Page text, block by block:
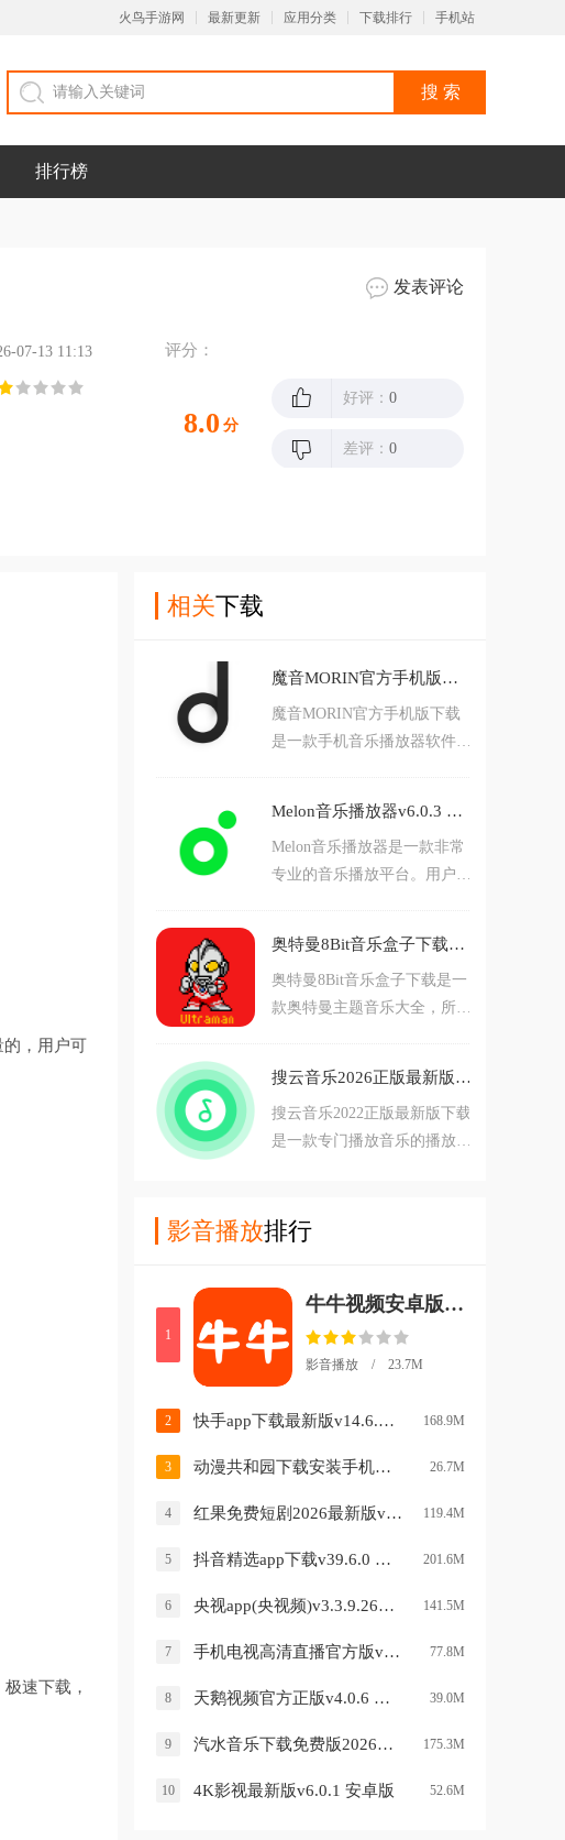
火鸟手游网 最新更新 应用分类 下载排行 手机站
排行榜
发表评论
07-13 11:13
评分：
8.0 分
好评： 0
差评： 0
的，用户可
速下载，
相关下载
魔音MORIN官方手机版下载v2.1.9 安卓版
魔音MORIN官方手机版下载
是一款手机音乐播放器软件，
时随地播放自己喜欢的音乐，
平台实时更新最新音乐资源，
音质完美播放顺畅，非常好用
Melon音乐播放器v6.0.3 安卓版
Melon音乐播放器是一款非常
专业的音乐播放平台。用户可
用户的需求，这里还有最新最
全的韩流音乐资讯，让用户随
时获取，非常的实用。
奥特曼8Bit音乐盒子下载v1.0 安卓版
奥特曼8Bit音乐盒子下载是一
款奥特曼主题音乐大全，所有
方便，音质完美播放顺畅，其
中为用户提供了超多的语音模
板都可以自由使用，非常有
搜云音乐2026正版最新版下载v2.85 安卓版
搜云音乐2022正版最新版下载
是一款专门播放音乐的播放器
音乐资源，用户可以通过本软
简单。
影音播放排行
1
牛牛视频安卓版去广告v1.4.6 最新版
影音播放 / 23.7M
2 快手app下载最新版v14.6.20.49153 官方安卓版 168.9M
3 动漫共和园下载安装手机版中文(动漫共和国)v1.1.0 最新版 26.7M
4 红果免费短剧2026最新版v7.2.9.32 安卓版 119.4M
5 抖音精选app下载v39.6.0 安卓版 201.6M
6 央视app(央视频)v3.3.9.26709 官方版 141.5M
7 手机电视高清直播官方版v8.0.35.4 安卓版 77.8M
8 天鹅视频官方正版v4.0.6 安卓版 39.0M
9 汽水音乐下载免费版2026版v20.1.0 安卓版 175.3M
10 4K影视最新版v6.0.1 安卓版 52.6M